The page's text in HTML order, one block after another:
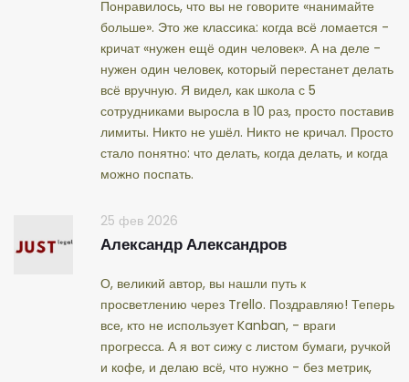
Понравилось, что вы не говорите «нанимайте
больше». Это же классика: когда всё ломается -
кричат «нужен ещё один человек». А на деле -
нужен один человек, который перестанет делать
всё вручную. Я видел, как школа с 5
сотрудниками выросла в 10 раз, просто поставив
лимиты. Никто не ушёл. Никто не кричал. Просто
стало понятно: что делать, когда делать, и когда
можно поспать.
25 фев 2026
Александр Александров
О, великий автор, вы нашли путь к
просветлению через Trello. Поздравляю! Теперь
все, кто не использует Kanban, - враги
прогресса. А я вот сижу с листом бумаги, ручкой
и кофе, и делаю всё, что нужно - без метрик,